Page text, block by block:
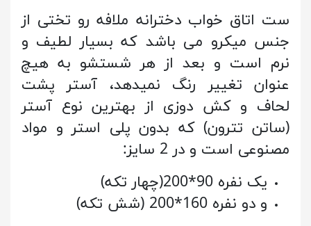
ست اتاق خواب دخترانه ملافه رو تختی از
جنس میکرو می باشد که بسیار لطیف و
نرم است و بعد از هر شستشو به هیچ
عنوان تغییر رنگ نمیدهد، آستر پشت
لحاف و کش دوزی از بهترین نوع آستر
(ساتن تترون) که بدون پلی استر و مواد
مصنوعی است و در 2 سایز:
یک نفره 90*200(چهار تکه)
و دو نفره 160*200 (شش تکه)